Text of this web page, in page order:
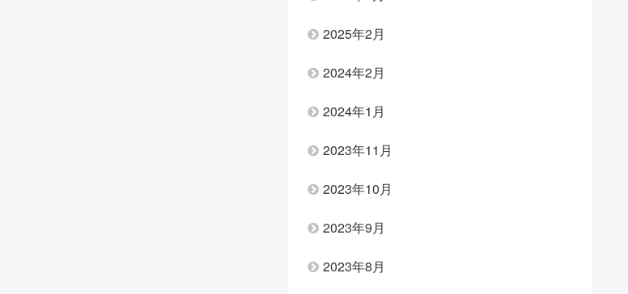
2025年2月
2024年2月
2024年1月
2023年11月
2023年10月
2023年9月
2023年8月